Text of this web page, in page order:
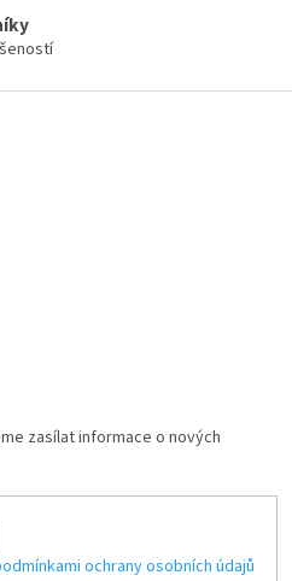
zasílat informace o nových
ochrany osobních údajů